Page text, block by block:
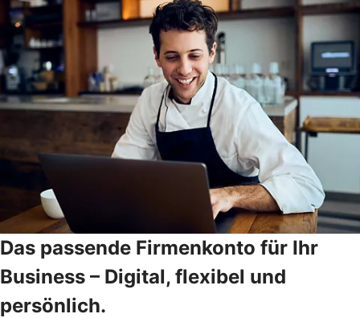
Das passende Firmenkonto für Ihr
Business – Digital, flexibel und
persönlich.